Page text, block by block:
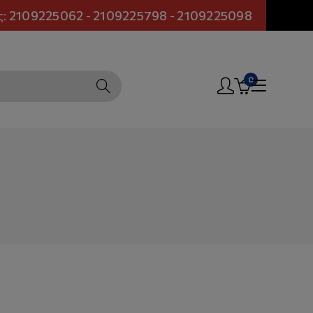
2109225062 - 2109225798 - 2109225098
0